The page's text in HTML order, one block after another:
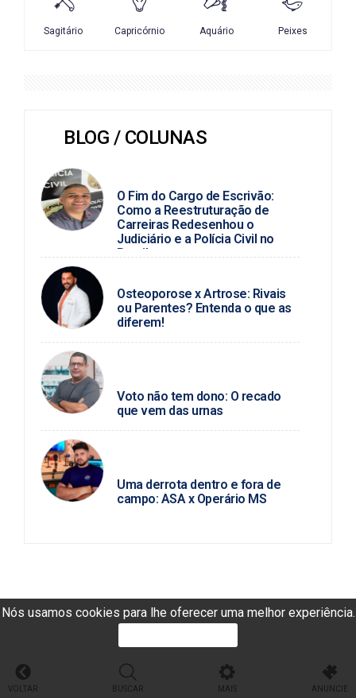
Nós usamos cookies para lhe oferecer uma melhor experiência.
BLOG / COLUNAS
O Fim do Cargo de Escrivão:
Como a Reestruturação de
Carreiras Redesenhou o
Judiciário e a Polícia Civil no
Brasil
Osteoporose x Artrose: Rivais
ou Parentes? Entenda o que as
diferem!
Voto não tem dono: O recado
que vem das urnas
Uma derrota dentro e fora de
campo: ASA x Operário MS
VOLTAR BUSCAR MAIS ANUNCIE